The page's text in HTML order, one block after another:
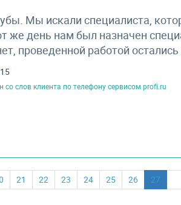
Мы искали специалиста,
же день нам был назначен
проведенной работой
слов клиента по телефону сервисом profi.ru
21 22 23 24 25 26 27